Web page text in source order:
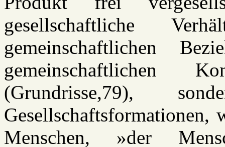
gesellschaftliche
gemeinschaftlichen
gemeinschaftlichen
(Grundrisse,79),
Gesellschaftsformationen,
Menschen, »der